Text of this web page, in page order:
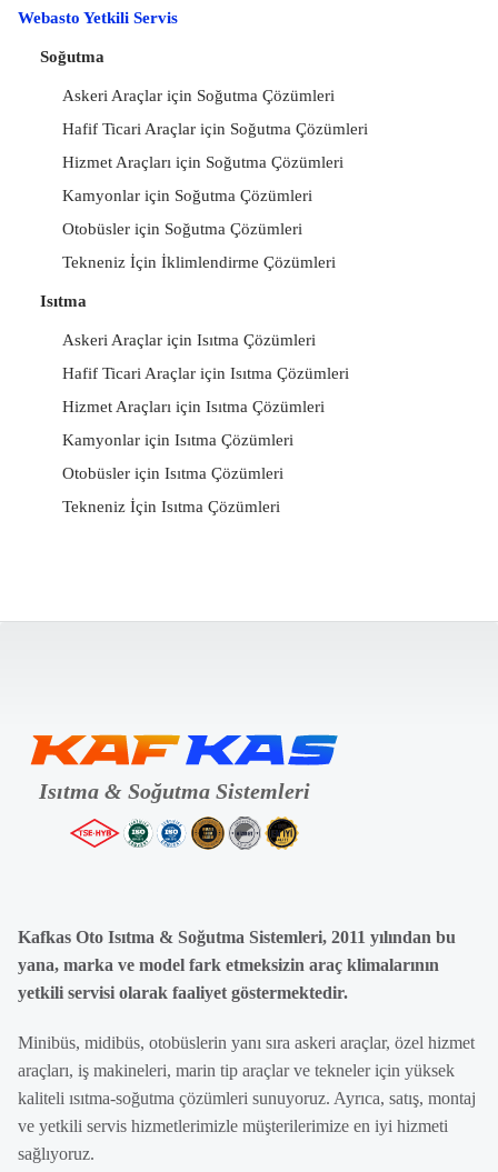
Webasto Yetkili Servis
Soğutma
Askeri Araçlar için Soğutma Çözümleri
Hafif Ticari Araçlar için Soğutma Çözümleri
Hizmet Araçları için Soğutma Çözümleri
Kamyonlar için Soğutma Çözümleri
Otobüsler için Soğutma Çözümleri
Tekneniz İçin İklimlendirme Çözümleri
Isıtma
Askeri Araçlar için Isıtma Çözümleri
Hafif Ticari Araçlar için Isıtma Çözümleri
Hizmet Araçları için Isıtma Çözümleri
Kamyonlar için Isıtma Çözümleri
Otobüsler için Isıtma Çözümleri
Tekneniz İçin Isıtma Çözümleri
Kafkas Oto Isıtma & Soğutma Sistemleri, 2011 yılından bu
yana, marka ve model fark etmeksizin araç klimalarının
yetkili servisi olarak faaliyet göstermektedir.
Minibüs, midibüs, otobüslerin yanı sıra askeri araçlar, özel hizmet
araçları, iş makineleri, marin tip araçlar ve tekneler için yüksek
kaliteli ısıtma-soğutma çözümleri sunuyoruz. Ayrıca, satış, montaj
ve yetkili servis hizmetlerimizle müşterilerimize en iyi hizmeti
sağlıyoruz.